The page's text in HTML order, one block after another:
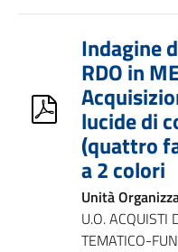
Indagine
RDO in
lucide di
(quattro
a 2 colori
Unità
U.O. ACQUISTI
TEMATICO-